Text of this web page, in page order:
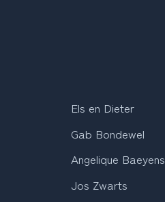
Els en Dieter
Gab Bondewel
Angelique Baeyens
Jos Zwarts